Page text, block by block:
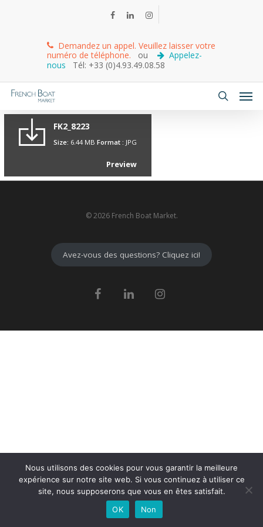
Demandez un appel. Veuillez laisser votre
numéro de téléphone. ou
Appelez-
nous
Tél: +33 (0)4.93.49.08.58
FK2_8223
Size: 6.44 MB Format : JPG
Preview
© 2026 French Boat Market.
Avez-vous des questions? Cliquez ici!
Nous utilisons des cookies pour vous garantir la meilleure
expérience sur notre site web. Si vous continuez à utiliser ce
site, nous supposerons que vous en êtes satisfait.
OK
Non